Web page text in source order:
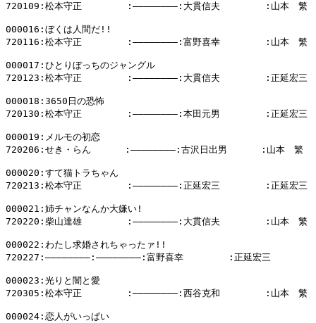
720109:松本守正        :――――――――:大貫信夫        :山本　繁
000016:ぼくは人間だ!!
720116:松本守正        :――――――――:富野喜幸        :山本　繁
000017:ひとりぼっちのジャングル
720123:松本守正        :――――――――:大貫信夫        :正延宏三
000018:3650日の恐怖
720130:松本守正        :――――――――:本田元男        :正延宏三
000019:メルモの初恋
720206:せき・らん      :――――――――:古沢日出男      :山本　繁
000020:すて猫トラちゃん
720213:松本守正        :――――――――:正延宏三        :正延宏三
000021:姉チャンなんか大嫌い!
720220:柴山達雄        :――――――――:大貫信夫        :山本　繁
000022:わたし求婚されちゃったァ!!
720227:――――――――:――――――――:富野喜幸        :正延宏三
000023:光りと闇と愛
720305:松本守正        :――――――――:西谷克和        :山本　繁
000024:恋人がいっぱい